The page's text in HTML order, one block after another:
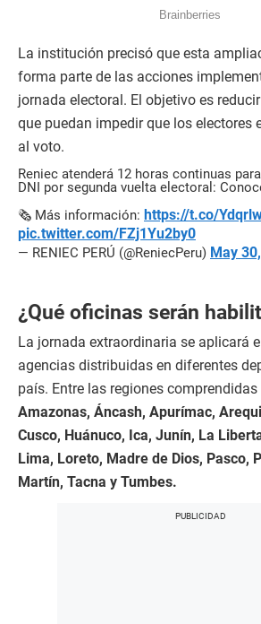
La institución precisó que esta
forma parte de las acciones
jornada electoral. El objetivo es
que puedan impedir que los electores
al voto.
Reniec atenderá 12 horas continuas
DNI por segunda vuelta electoral:
🗞️ Más información: https://t.co/
pic.twitter.com/FZj1Yu2by0
— RENIEC PERÚ (@ReniecPeru) May
¿Qué oficinas serán
La jornada extraordinaria se aplicará
agencias distribuidas en diferentes
país. Entre las regiones
Amazonas, Áncash, Apurímac,
Cusco, Huánuco, Ica, Junín, La
Lima, Loreto, Madre de Dios, Pasco,
Martín, Tacna y Tumbes.